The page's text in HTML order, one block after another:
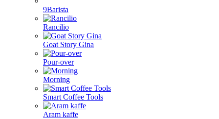
9Barista
Rancilio
Goat Story Gina
Pour-over
Morning
Smart Coffee Tools
Aram kaffe